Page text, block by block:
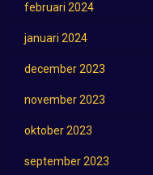
februari 2024
januari 2024
december 2023
november 2023
oktober 2023
september 2023